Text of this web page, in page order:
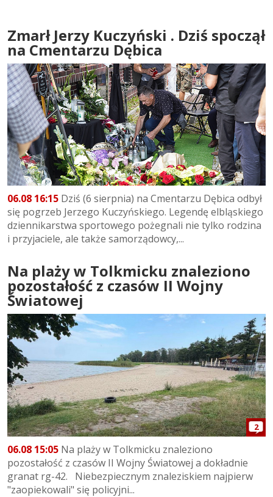
Zmarł Jerzy Kuczyński . Dziś spoczął
na Cmentarzu Dębica
06.08 16:15 Dziś (6 sierpnia) na Cmentarzu Dębica odbył
się pogrzeb Jerzego Kuczyńskiego. Legendę elbląskiego
dziennikarstwa sportowego pożegnali nie tylko rodzina
i przyjaciele, ale także samorządowcy,...
Na plaży w Tolkmicku znaleziono
pozostałość z czasów II Wojny
Światowej
2
06.08 15:05 Na plaży w Tolkmicku znaleziono
pozostałość z czasów II Wojny Światowej a dokładnie
granat rg-42. Niebezpiecznym znaleziskiem najpierw
"zaopiekowali" się policyjni...